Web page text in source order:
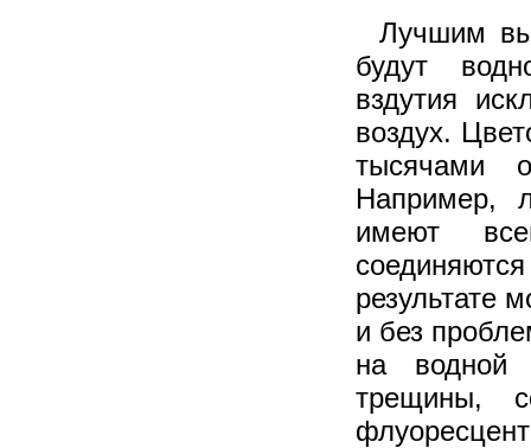
Лучшим
будут
вздутия
воздух.
тысячами
Например,
имеют
результате
и без
на водной
трещины,